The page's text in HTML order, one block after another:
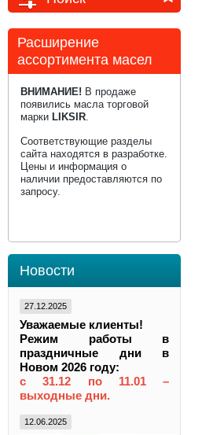
Расширение
ассортимента масел
ВНИМАНИЕ! В продаже
появились масла торговой
марки LIKSIR.
Соответствующие разделы
сайта находятся в разработке.
Цены и информация о
наличии предоставляются по
запросу.
Новости
27.12.2025
Уважаемые клиенты!
Режим работы в
праздничные дни в
Новом 2026 году:
с 31.12 по 11.01 –
выходные дни.
12.06.2025